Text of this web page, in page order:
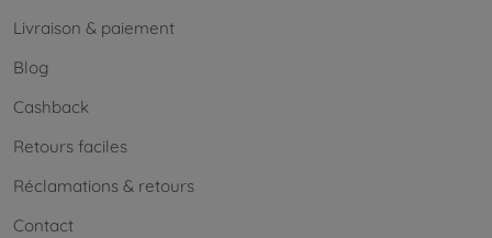
Livraison & paiement
Blog
Cashback
Retours faciles
Réclamations & retours
Contact